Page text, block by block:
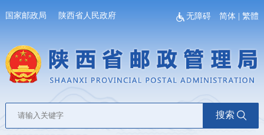
国家邮政局 陕西省人民政府 无障碍 简体 |繁體
搜索